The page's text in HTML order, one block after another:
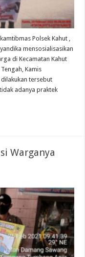
Polsek Kahut ,
mensosialisasikan
di Kecamatan Kahut
Kamis
tersebut
adanya praktek
Warganya